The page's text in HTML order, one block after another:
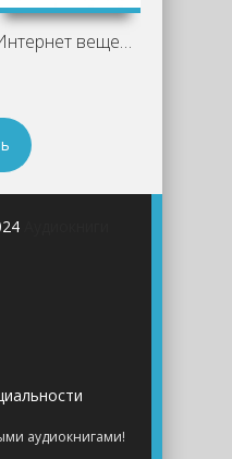
Интернет вещей - Клуб 4CIO
аудиокнигами!